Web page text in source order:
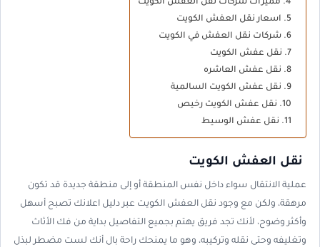
مميزات شركات نقل العفش الكويت
اسعار نقل العفش الكويت
شركات نقل العفش في الكويت
نقل عفش الكويت
نقل عفش العاشره
نقل عفش الكويت السالمية
نقل عفش الكويت رخيص
نقل عفش الوسيط
نقل العفش الكويت
عملية الانتقال سواء داخل نفس المنطقة أو إلى منطقة جديدة قد تكون
مرهقة، ولكن مع وجود نقل العفش الكويت عبر دليل اعلانك تصبح أسهل
وأكثر وضوح، لأنك تجد فريق يهتم بجميع التفاصيل بداية من فك الأثاث
وتغليفه وحتى نقله وتركيبه، وهو ما يمنحك راحة بال أنك لست مضطر لبذل